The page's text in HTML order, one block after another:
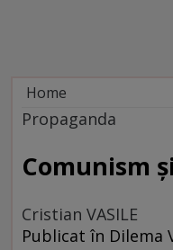
Home
Tema săptămînii
Propaganda
Comunism
Cristian VASILE
Publicat în Dilema